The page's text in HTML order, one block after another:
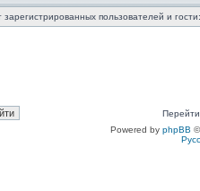
пользователей и
Powered by phpBB